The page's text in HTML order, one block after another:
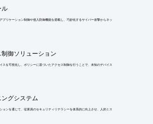
ル
プリケーション制御や侵入防御機能を搭載し、巧妙化するサイバー攻撃からネッ
御ソリューション
スを可視化し、ポリシーに基づいたアクセス制御を行うことで、未知のデバイス
グシステム
ョンを通じて、従業員のセキュリティリテラシーを体系的に向上させ、人的ミス